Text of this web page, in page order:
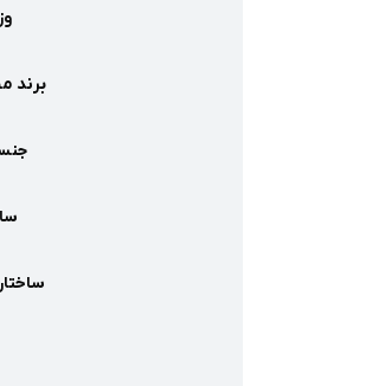
برند